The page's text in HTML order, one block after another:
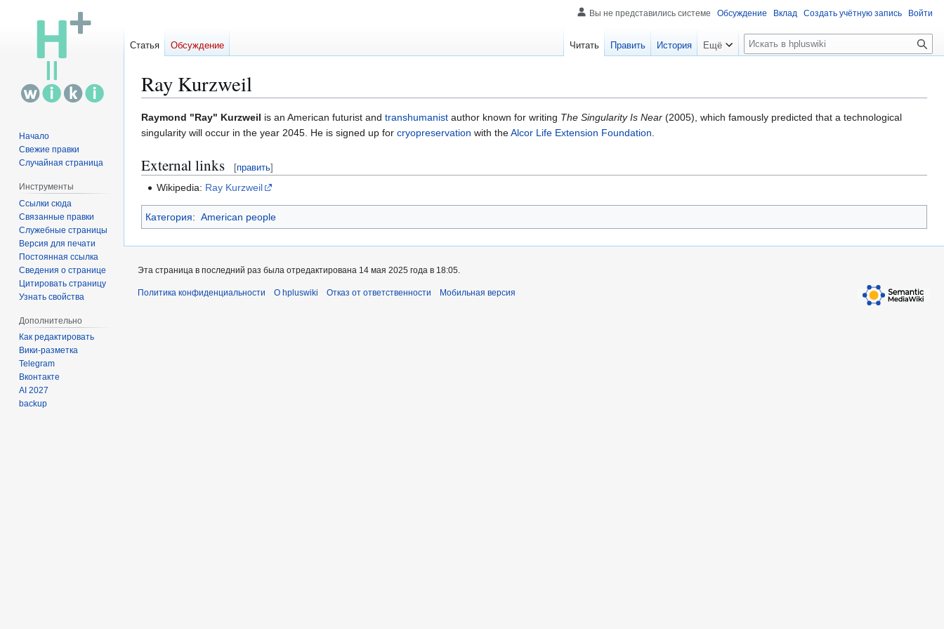
Ray Kurzweil
Перейти
к
Перейти
к
Raymond "Ray" Kurzweil is an American futurist and transhumanist author known for writing The Singularity Is Near (2005), which famously predicted that a technological
singularity will occur in the year 2045. He is signed up for cryopreservation with theAlcor Life Extension Foundation.
External links [править]
Wikipedia: Ray Kurzweil
Категория: American people
Вы не представились системе Обсуждение Вклад Создать учётную запись Войти
Статья Обсуждение Читать Править История Ещё
П
о
к
Начало
Свежие правки
Случайная страница
Инструменты
Ссылки сюда
Связанные правки
Служебные страницы
Версия для печати
Постоянная ссылка
Сведения о странице
Цитировать страницу
Узнать свойства
Дополнительно
Как редактировать
Вики-разметка
Telegram
Вконтакте
AI 2027
backup
Эта страница в последний раз была отредактирована 14 мая 2025 года в 18:05.
Политика конфиденциальности О hpluswiki Отказ от ответственности Мобильная версия